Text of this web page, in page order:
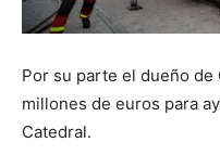
Por su parte el dueño de
millones de euros para
Catedral.